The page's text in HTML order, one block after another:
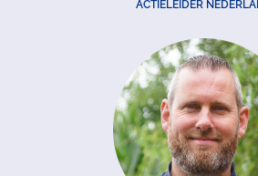
ACTIELEIDER